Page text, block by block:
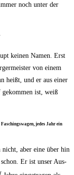
noch unter der
kei­nen Namen. Erst
von einem
heißt, und er aus einer
gekom­men ist, weiß
jedes Jahr ein
aber eine über hin
schon. Er ist unser Aus­